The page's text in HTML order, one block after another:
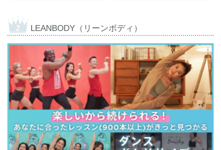
LEANBODY（リーンボディ）